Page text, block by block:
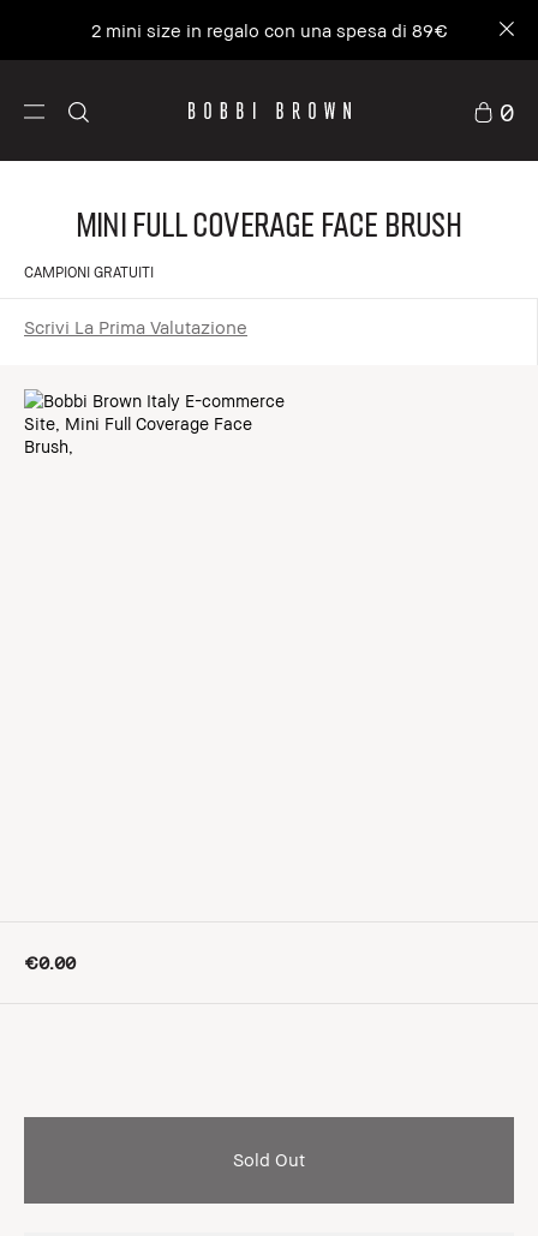
2 mini size in regalo con una spesa di 89€
0
Mini Full Coverage Face Brush
CAMPIONI GRATUITI
Scrivi La Prima Valutazione
€0.00
Sold Out